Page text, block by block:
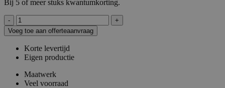
Bij 5 of meer stuks kwantumkorting.
LED
spot
wit
17W
staaf
4000K
aantal
Voeg toe aan offerteaanvraag
Korte levertijd
Eigen productie
Maatwerk
Veel voorraad